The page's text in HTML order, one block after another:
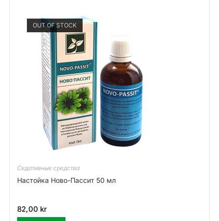
OUT OF STOCK
Седативные средства
Настойка Ново-Пассит 50 мл
82,00 kr